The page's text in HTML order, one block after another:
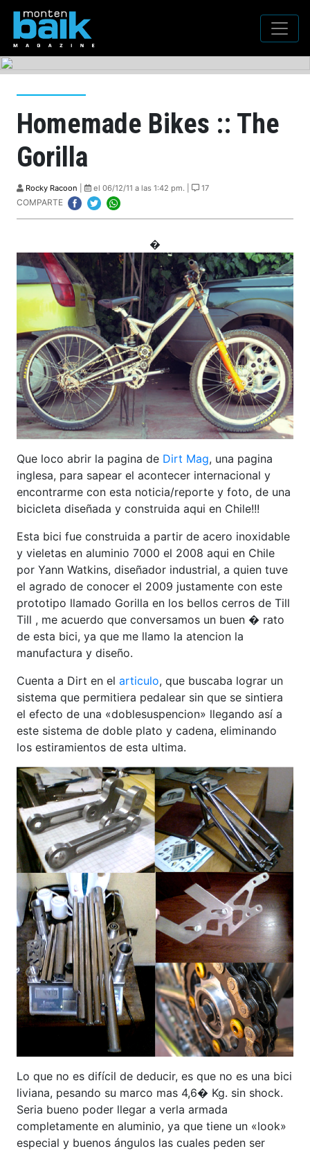
Homemade Bikes :: The
Gorilla
Rocky Racoon el 06/12/11 a las 1:42 pm. | 17
COMPARTE
�
Que loco abrir la pagina de Dirt Mag, una pagina
inglesa, para sapear el acontecer internacional y
encontrarme con esta noticia/reporte y foto, de una
bicicleta diseñada y construida aqui en Chile!!!
Esta bici fue construida a partir de acero inoxidable
y vieletas en aluminio 7000 el 2008 aqui en Chile
por Yann Watkins, diseñador industrial, a quien tuve
el agrado de conocer el 2009 justamente con este
prototipo llamado Gorilla en los bellos cerros de Till
Till , me acuerdo que conversamos un buen � rato
de esta bici, ya que me llamo la atencion la
manufactura y diseño.
Cuenta a Dirt en el articulo, que buscaba lograr un
sistema que permitiera pedalear sin que se sintiera
el efecto de una «doblesuspencion» llegando así a
este sistema de doble plato y cadena, eliminando
los estiramientos de esta ultima.
Lo que no es difícil de deducir, es que no es una bici
liviana, pesando su marco mas 4,6� Kg. sin shock.
Seria bueno poder llegar a verla armada
completamente en aluminio, ya que tiene un «look»
especial y buenos ángulos las cuales peden ser